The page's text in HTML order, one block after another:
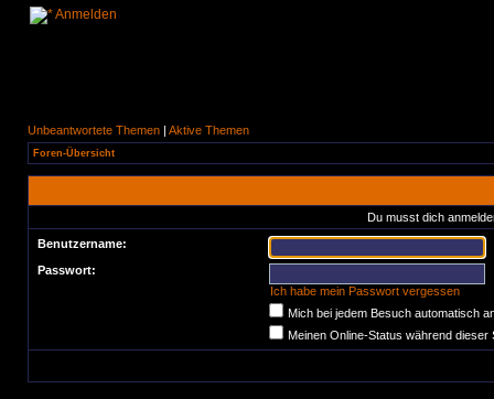
Anmelden
Unbeantwortete Themen | Aktive Themen
Foren-Übersicht
Du musst dich
Benutzername:
Passwort:
Ich habe mein Passwort vergessen
Mich bei jedem Besuch automatisch
Meinen Online-Status während dieser